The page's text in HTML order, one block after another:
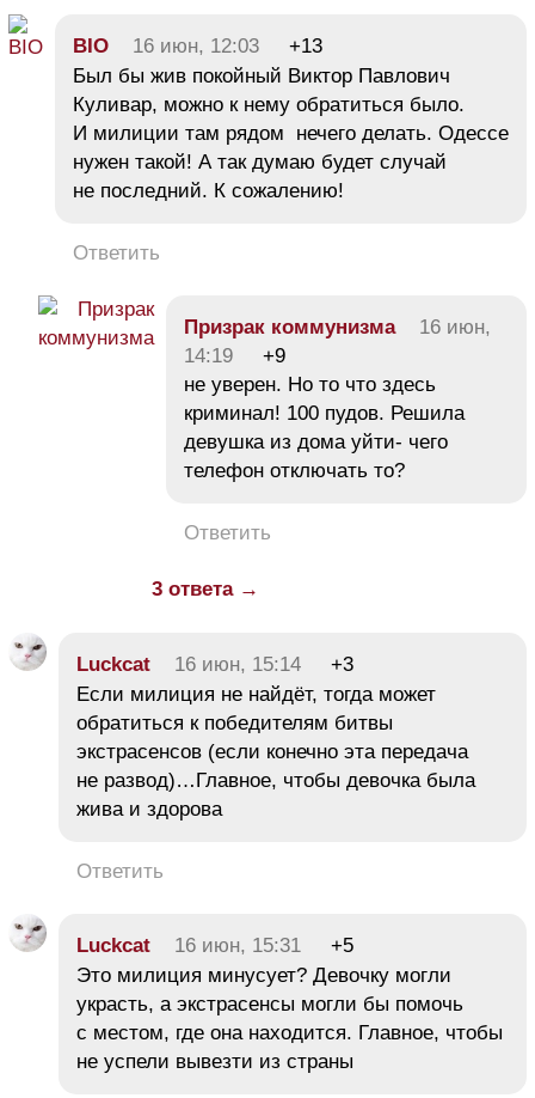
BIO 16 июн, 12:03
+13
Был бы жив покойный Виктор Павлович
Куливар, можно к нему обратиться было.
И милиции там рядом нечего делать. Одессе
нужен такой! А так думаю будет случай
не последний. К сожалению!
Ответить
Призрак коммунизма
16 июн,
14:19
+9
не уверен. Но то что здесь
криминал! 100 пудов. Решила
девушка из дома уйти- чего
телефон отключать то?
Ответить
3 ответа →
Luckcat 16 июн, 15:14
+3
Если милиция не найдёт, тогда может
обратиться к победителям битвы
экстрасенсов (если конечно эта передача
не развод)…Главное, чтобы девочка была
жива и здорова
Ответить
Luckcat 16 июн, 15:31
+5
Это милиция минусует? Девочку могли
украсть, а экстрасенсы могли бы помочь
с местом, где она находится. Главное, чтобы
не успели вывезти из страны